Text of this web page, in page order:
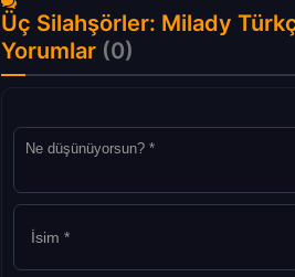
Üç Silahşörler: Milady
Yorumlar (0)